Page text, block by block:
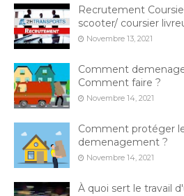
Recrutement
scooter/ coursier
Novembre 13, 2021
Comment
Comment faire ?
Novembre 14, 2021
Comment protéger
demenagement ?
Novembre 14, 2021
À quoi sert le travail